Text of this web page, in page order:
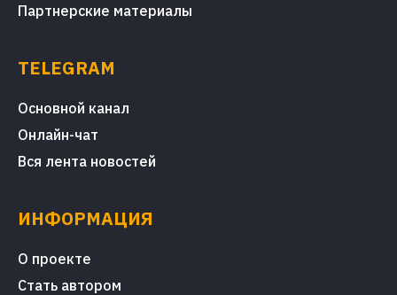
Партнерские материалы
TELEGRAM
Основной канал
Онлайн-чат
Вся лента новостей
ИНФОРМАЦИЯ
О проекте
Стать автором